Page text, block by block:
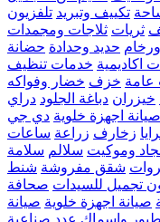
تكييف وتبريد تلفزيون
ثريات ثلاجات ومجمدات
حديد وحدادة حضانة
اكاديمية خدمات تنظيف
عامة خزف خضار وفواكه
خيزران دباغة الجلود دراي
اجهزة خلوية دي جي
زخارف زراعة ساعات
وموكيت سلالم سلامة
شقق مفروشة شنط
تجميل للسيدات صحافة
صيانة اجهزة خلوية صيانة
طيور واسماك عدد صناعية